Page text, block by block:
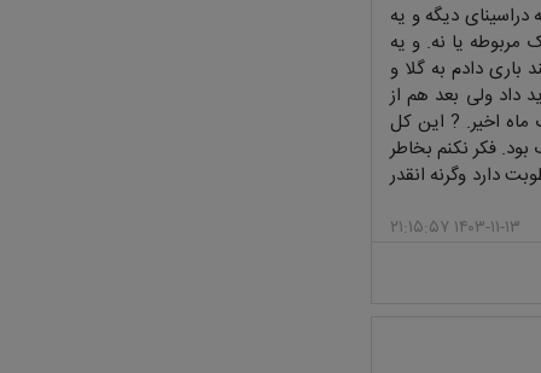
دیگه و یه
یا نه. و یه
باری دادم به گلا و
داد ولی بعد هم از
اخیر. ? این کل
فکر نکنم بخاطر
دارد وگرنه انقدر
۱۴۰۳-۱۱-۱۳ ۲۱:۱۵:۵۷